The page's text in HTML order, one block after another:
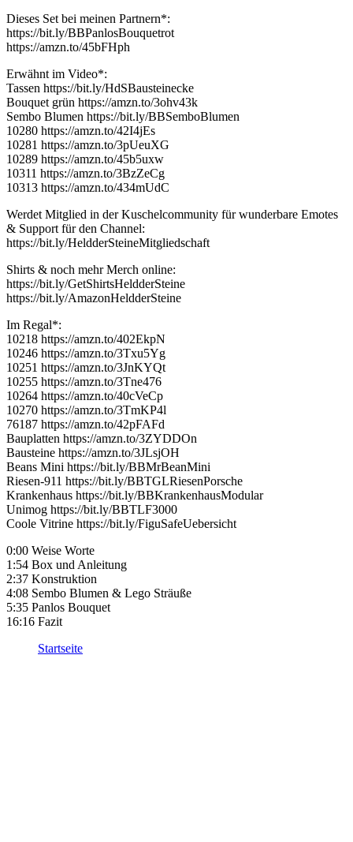
Dieses Set bei meinen Partnern*:
https://bit.ly/BBPanlosBouquetrot
https://amzn.to/45bFHph
Erwähnt im Video*:
Tassen https://bit.ly/HdSBausteinecke
Bouquet grün https://amzn.to/3ohv43k
Sembo Blumen https://bit.ly/BBSemboBlumen
10280 https://amzn.to/42I4jEs
10281 https://amzn.to/3pUeuXG
10289 https://amzn.to/45b5uxw
10311 https://amzn.to/3BzZeCg
10313 https://amzn.to/434mUdC
Werdet Mitglied in der Kuschelcommunity für wunderbare Emotes
& Support für den Channel:
https://bit.ly/HeldderSteineMitgliedschaft
Shirts & noch mehr Merch online:
https://bit.ly/GetShirtsHeldderSteine
https://bit.ly/AmazonHeldderSteine
Im Regal*:
10218 https://amzn.to/402EkpN
10246 https://amzn.to/3Txu5Yg
10251 https://amzn.to/3JnKYQt
10255 https://amzn.to/3Tne476
10264 https://amzn.to/40cVeCp
10270 https://amzn.to/3TmKP4l
76187 https://amzn.to/42pFAFd
Bauplatten https://amzn.to/3ZYDDOn
Bausteine https://amzn.to/3JLsjOH
Beans Mini https://bit.ly/BBMrBeanMini
Riesen-911 https://bit.ly/BBTGLRiesenPorsche
Krankenhaus https://bit.ly/BBKrankenhausModular
Unimog https://bit.ly/BBTLF3000
Coole Vitrine https://bit.ly/FiguSafeUebersicht
0:00 Weise Worte
1:54 Box und Anleitung
2:37 Konstruktion
4:08 Sembo Blumen & Lego Sträuße
5:35 Panlos Bouquet
16:16 Fazit
Startseite